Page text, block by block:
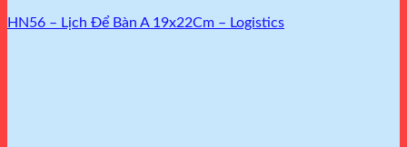
HN56 – Lịch Để Bàn A 19x22Cm – Logistics